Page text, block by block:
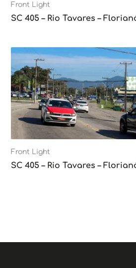
Front Light
SC 405 – Rio Tavares –
Front Light
SC 405 – Rio Tavares –